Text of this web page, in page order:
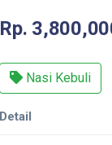
Rp.
Nasi Kebuli
Detail